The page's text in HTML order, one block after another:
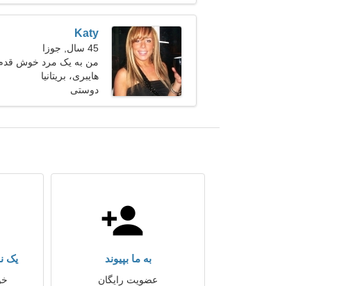
Katy
45 سال, جوزا
من به یک مرد خوش قدم
هایبری، بریتانیا
دوستی
به ما بپیوند
عضویت رایگان
یک